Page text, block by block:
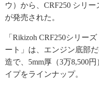
ウ）から、CRF250 シリ
が発売された。
「Rikizoh CRF250シリー
ート」は、エンジン底部
造で、5mm厚（3万8,500
イプをラインナップ。